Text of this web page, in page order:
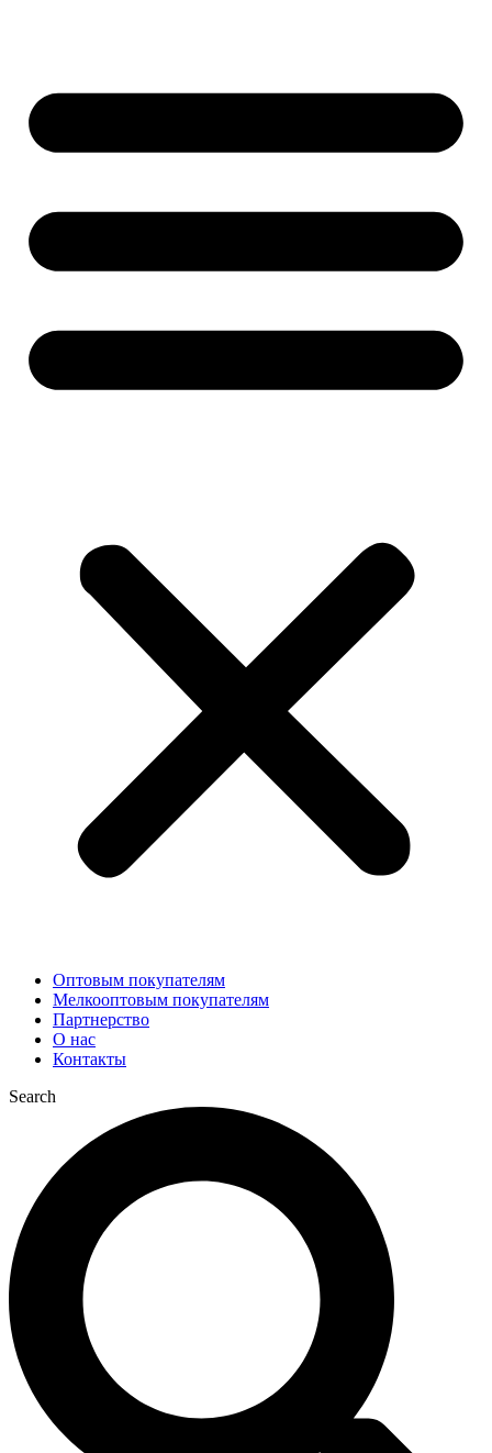
Оптовым покупателям
Мелкооптовым покупателям
Партнерство
О нас
Контакты
Search